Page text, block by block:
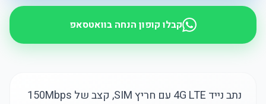
קבלו קופון הנחה בוואטסאפ
נתב נייד 4G LTE עם חריץ SIM, קצב של 150Mbps